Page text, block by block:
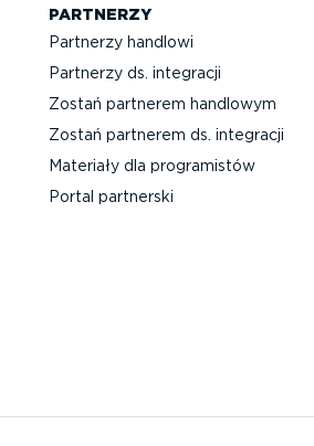
PARTNERZY
Partnerzy handlowi
Partnerzy ds. integracji
Zostań partnerem handlowym
Zostań partnerem ds. integracji
Materiały dla progra­mistów
Portal partnerski